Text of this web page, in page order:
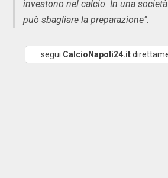
investono nel calcio. In una
può sbagliare la preparazione".
segui CalcioNapoli24.it